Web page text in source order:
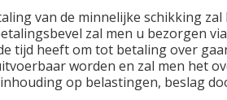
van de minnelijke schikking zal
zal men u bezorgen via
tijd heeft om tot betaling over
worden en zal men het
op belastingen, beslag